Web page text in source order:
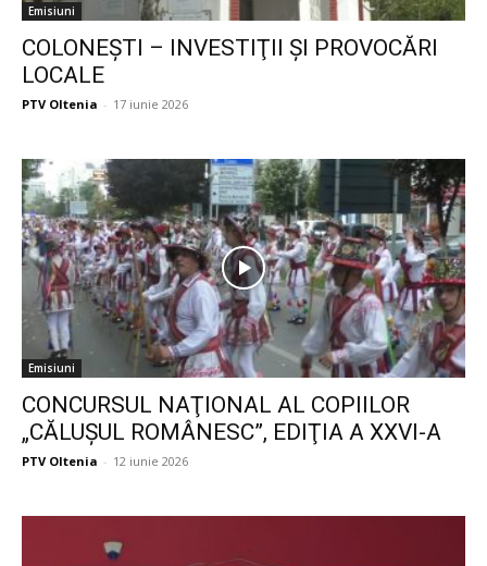
Emisiuni
COLONEŞTI – INVESTIŢII ŞI PROVOCĂRI
LOCALE
PTV Oltenia - 17 iunie 2026
Emisiuni
CONCURSUL NAŢIONAL AL COPIILOR
„CĂLUŞUL ROMÂNESC”, EDIŢIA A XXVI-A
PTV Oltenia - 12 iunie 2026